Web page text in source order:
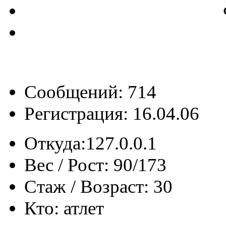
Сообщений: 714
Регистрация: 16.04.06
Откуда:127.0.0.1
Вес / Рост: 90/173
Стаж / Возраст: 30
Кто: атлет